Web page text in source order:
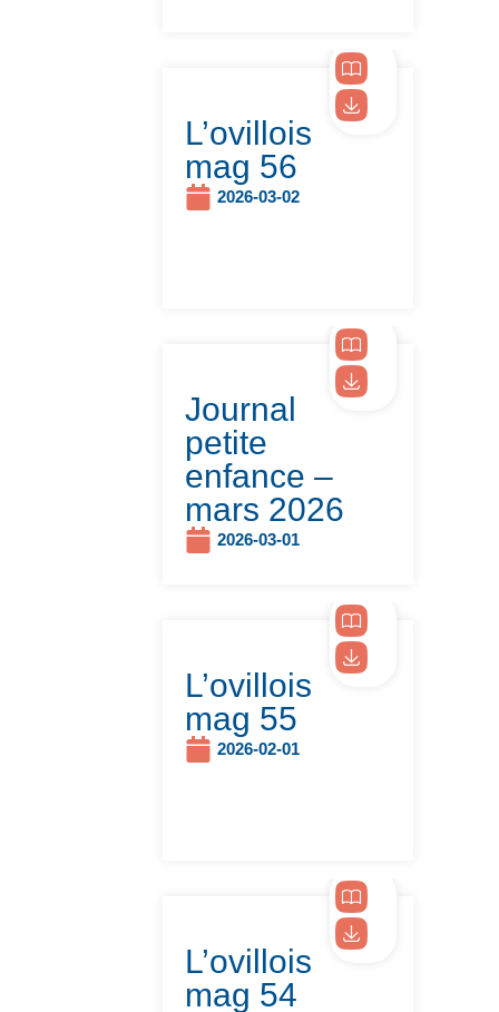
2026-03-02
L’ovillois
mag 56
2026-03-01
Journal
petite
enfance –
mars 2026
2026-02-01
L’ovillois
mag 55
L’ovillois
mag 54